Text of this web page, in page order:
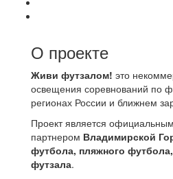
О проекте
Живи футзалом! это
освещения соревнований по
регионах России и ближнем
Проект является
партнером Владимирской
футбола, пляжного
футзала.